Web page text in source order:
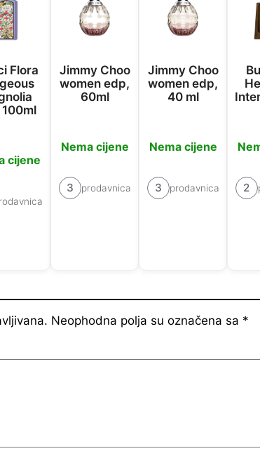
Flora
cijene
Jimmy Choo
women edp,
60ml
Nema cijene
3 prodavnica
Jimmy Choo
women edp,
40 ml
Nema cijene
3 prodavnica 2
Neophodna polja su označena sa *